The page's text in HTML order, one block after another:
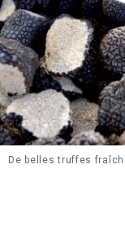
De belles truffes